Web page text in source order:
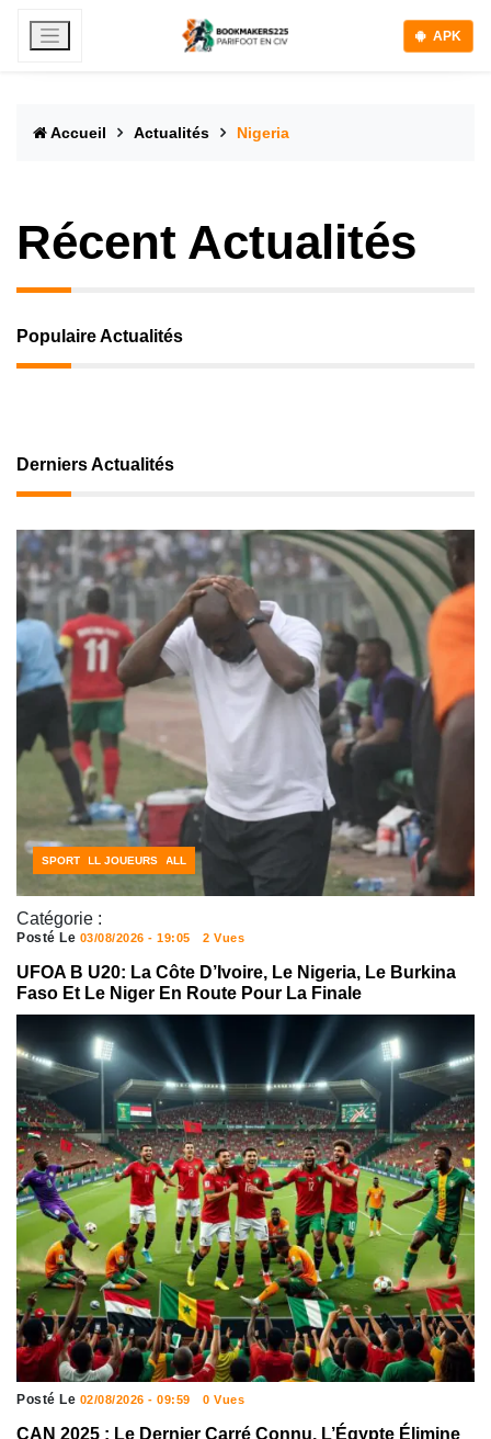
APK
Accueil Actualités Nigeria
Récent Actualités
Populaire Actualités
Derniers Actualités
Catégorie :
CÔTE D'IVOIRE FOOTBALL
FOOTBALL JOUEURS
SPORT
Posté Le 03/08/2026 - 19:05 2 Vues
UFOA B U20: La Côte D’Ivoire, Le Nigeria, Le Burkina
Faso Et Le Niger En Route Pour La Finale
Posté Le 02/08/2026 - 09:59 0 Vues
CAN 2025 : Le Dernier Carré Connu, L’Égypte Élimine